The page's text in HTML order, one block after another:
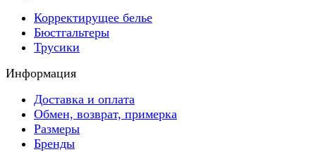
Корректирущее белье
Бюстгальтеры
Трусики
Информация
Доставка и оплата
Обмен, возврат, примерка
Размеры
Бренды